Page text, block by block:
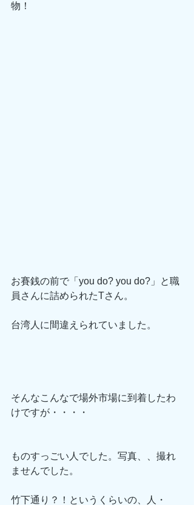
物！
お賽銭の前で「you do? you do?」と職
員さんに詰められたTさん。
台湾人に間違えられていました。
そんなこんなで場外市場に到着したわ
けですが・・・・
ものすっごい人でした。写真、、撮れ
ませんでした。
竹下通り？！というくらいの、人・